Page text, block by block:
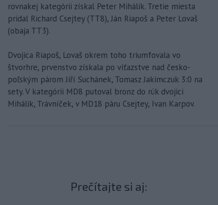
rovnakej kategórii získal Peter Mihálik. Tretie miesta
pridal Richard Csejtey (TT8), Ján Riapoš a Peter Lovaš
(obaja TT3).
Dvojica Riapoš, Lovaš okrem toho triumfovala vo
štvorhre, prvenstvo získala po víťazstve nad česko-
poľským párom Jiří Suchánek, Tomasz Jakimczuk 3:0 na
sety. V kategórii MD8 putoval bronz do rúk dvojici
Mihálik, Trávníček, v MD18 páru Csejtey, Ivan Karpov.
Prečítajte si aj: